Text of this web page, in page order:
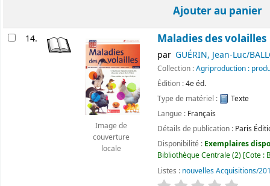
Ajouter au panier
14.
Image de
couverture
locale
Maladies des volailles
par GUÉRIN, Jean-Luc/
Collection :Agriproduction :
Édition :4e éd.
Type de matériel :
Texte
Langue : Français
Détails de publication : Paris
Disponibilité : Exemplaires
Bibliothèque Centrale(2) Cote :
Listes : nouvelles Acquisitions/